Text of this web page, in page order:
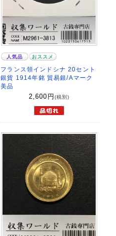
人気品 おススメ
フランス領インドシナ 20セント
銀貨 1914年銘 貿易銀/Aマーク
美品
2,600 円 (税別)